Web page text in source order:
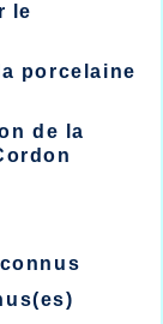
le
porcelaine
de la